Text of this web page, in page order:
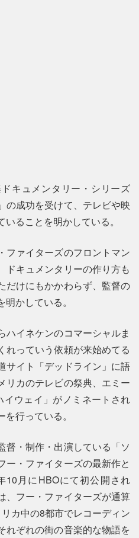
キュメンタリー・シリーズ
の成功を受けて、テレビや映
ることを明かしている。
ファイターズのフロントマン
ドキュメンタリーの作り方も
だけにもかかわらず、監督の
かしている。
ハイネケンのコマーシャルま
れっていう依頼が来始めてる
サイト「デッドライン」に語
リカのテレビの祭典、エミー
ウェイ」がノミネートされ
行っている。
督・制作・出演している「ソ
ー・ファイターズの最新作と
10月にHBOにて初公開され
、フー・ファイターズが通算
カ中の8都市でレコーディン
れぞれの街の音楽的な物語を